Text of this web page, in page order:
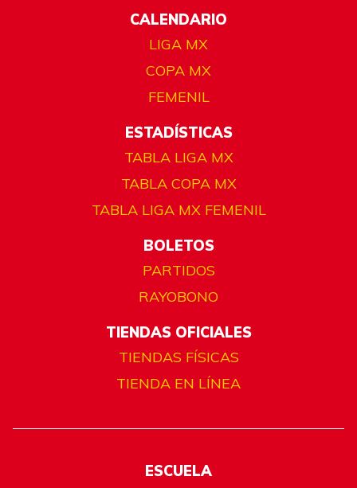
CALENDARIO
LIGA MX
COPA MX
FEMENIL
ESTADÍSTICAS
TABLA LIGA MX
TABLA COPA MX
TABLA LIGA MX FEMENIL
BOLETOS
PARTIDOS
RAYOBONO
TIENDAS OFICIALES
TIENDAS FÍSICAS
TIENDA EN LÍNEA
ESCUELA